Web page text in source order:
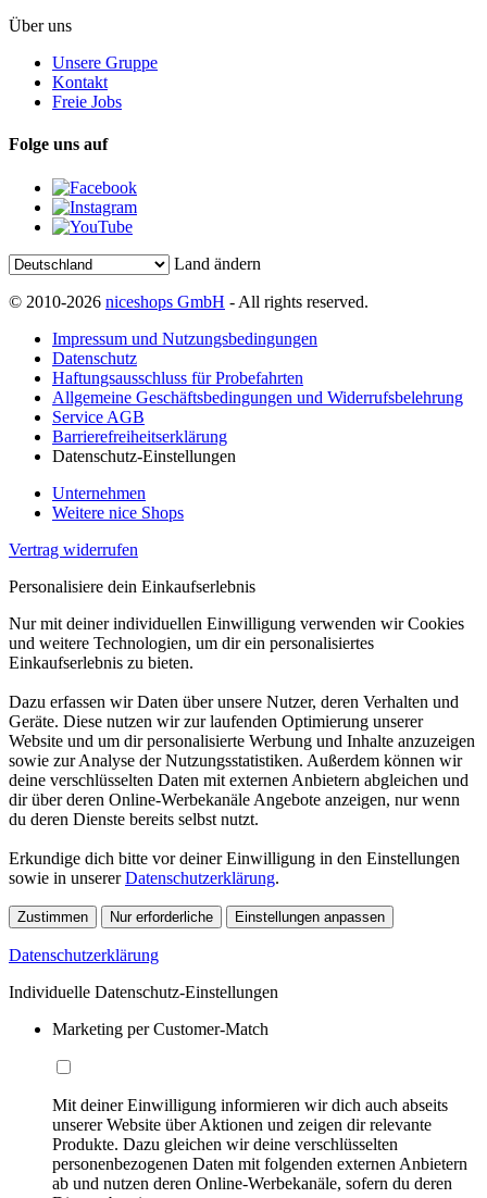
Über uns
Unsere Gruppe
Kontakt
Freie Jobs
Folge uns auf
Land ändern
© 2010-2026 niceshops GmbH - All rights reserved.
Impressum und Nutzungsbedingungen
Datenschutz
Haftungsausschluss für Probefahrten
Allgemeine Geschäftsbedingungen und Widerrufsbelehrung
Service AGB
Barrierefreiheitserklärung
Datenschutz-Einstellungen
Unternehmen
Weitere nice Shops
Vertrag widerrufen
Personalisiere dein Einkaufserlebnis
Nur mit deiner individuellen Einwilligung verwenden wir Cookies
und weitere Technologien, um dir ein personalisiertes
Einkaufserlebnis zu bieten.
Dazu erfassen wir Daten über unsere Nutzer, deren Verhalten und
Geräte. Diese nutzen wir zur laufenden Optimierung unserer
Website und um dir personalisierte Werbung und Inhalte anzuzeigen
sowie zur Analyse der Nutzungsstatistiken. Außerdem können wir
deine verschlüsselten Daten mit externen Anbietern abgleichen und
dir über deren Online-Werbekanäle Angebote anzeigen, nur wenn
du deren Dienste bereits selbst nutzt.
Erkundige dich bitte vor deiner Einwilligung in den Einstellungen
sowie in unsererDatenschutzerklärung.
Zustimmen Nur erforderliche Einstellungen anpassen
Datenschutzerklärung
Individuelle Datenschutz-Einstellungen
Marketing per Customer-Match
Mit deiner Einwilligung informieren wir dich auch abseits
unserer Website über Aktionen und zeigen dir relevante
Produkte. Dazu gleichen wir deine verschlüsselten
personenbezogenen Daten mit folgenden externen Anbietern
ab und nutzen deren Online-Werbekanäle, sofern du deren